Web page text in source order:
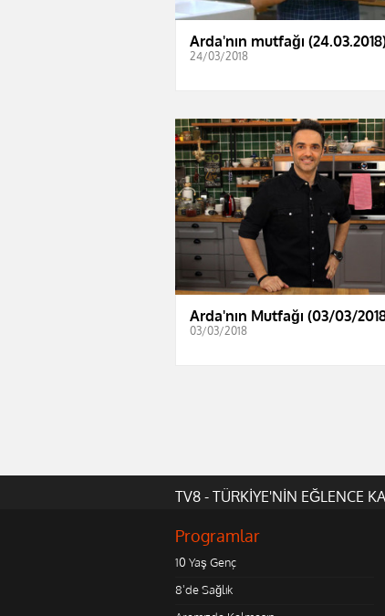
Arda'nın mutfağı
24/03/2018
Arda'nın Mutfağı (03/03/
03/03/2018
TV8 - TÜRKİYE'NİN EĞLENCE
Programlar
10 Yaş Genç
8'de Sağlık